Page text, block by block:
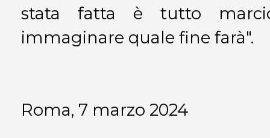
stata fatta è tutto
immaginare quale fine farà".
Roma, 7 marzo 2024